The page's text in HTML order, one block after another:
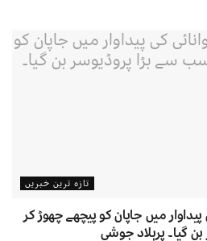
تازہ ترین خبریں
میں جاپان کو پیچھے چھوڑ کر
گیا۔ پرہلاد جوشی